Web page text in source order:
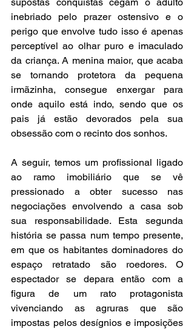
inebriado pelo prazer ostensivo e o
perigo que envolve tudo isso é apenas
perceptível ao olhar puro e imaculado
da criança. A menina maior, que acaba
se tornando protetora da pequena
irmãzinha, consegue enxergar para
onde aquilo está indo, sendo que os
pais já estão devorados pela sua
obsessão com o recinto dos sonhos.
A seguir, temos um profissional ligado
ao ramo imobiliário que se vê
pressionado a obter sucesso nas
negociações envolvendo a casa sob
sua responsabilidade. Esta segunda
história se passa num tempo presente,
em que os habitantes dominadores do
espaço retratado são roedores. O
espectador se depara então com a
figura de um rato protagonista
vivenciando as agruras que são
impostas pelos desígnios e imposições